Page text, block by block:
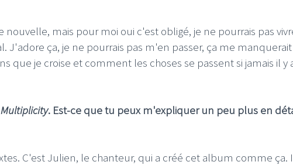
nouvelle, mais pour moi oui c'est obligé, je ne pourrais pas
J'adore ça, je ne pourrais pas m'en passer, ça me
que je croise et comment les choses se passent si jamais il y
Multiplicity. Est-ce que tu peux m'expliquer un peu plus en
C'est Julien, le chanteur, qui a créé cet album comme ça.